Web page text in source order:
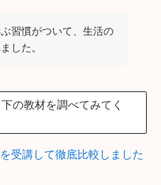
習慣がついて、生活の
した。
の教材を調べてみてく
受講して徹底比較しました